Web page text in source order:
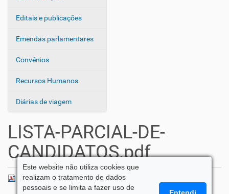
Editais e publicações
Emendas parlamentares
Convênios
Recursos Humanos
Diárias de viagem
LISTA-PARCIAL-DE-
CANDIDATOS.pdf
LISTA-PARCIAL-DE-CANDIDATOS.pdf
Este website não utiliza cookies que
realizam o tratamento de dados
pessoais e se limita a fazer uso de